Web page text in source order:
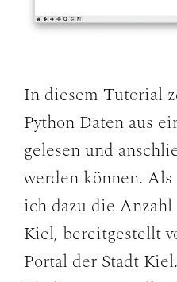
In diesem Tutorial
Python Daten aus
gelesen und
werden können.
ich dazu die
Kiel, bereitgestellt
Portal der Stadt